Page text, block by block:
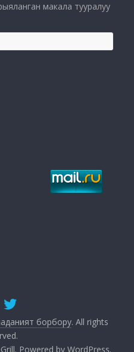
макала тууралуу
борбору. All rights
Powered by WordPress.